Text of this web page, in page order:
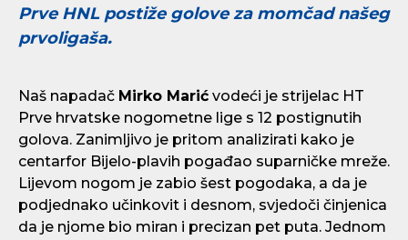
Prve HNL postiže golove za momčad našeg
prvoligaša.
Naš napadač Mirko Marić vodeći je strijelac HT
Prve hrvatske nogometne lige s 12 postignutih
golova. Zanimljivo je pritom analizirati kako je
centarfor Bijelo-plavih pogađao suparničke mreže.
Lijevom nogom je zabio šest pogodaka, a da je
podjednako učinkovit i desnom, svjedoči činjenica
da je njome bio miran i precizan pet puta. Jednom